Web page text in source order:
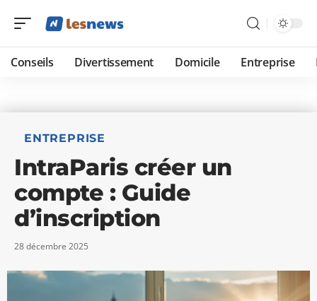
Conseils Divertissement Domicile Entreprise
ENTREPRISE
IntraParis créer un
compte : Guide
d’inscription
28 décembre 2025